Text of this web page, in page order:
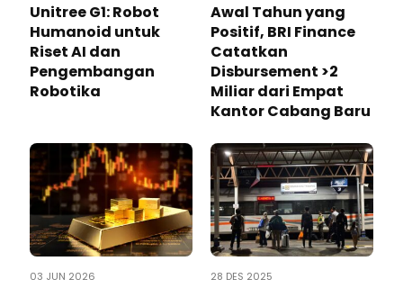
Unitree G1: Robot
Humanoid untuk
Riset AI dan
Pengembangan
Robotika
Awal Tahun yang
Positif, BRI Finance
Catatkan
Disbursement >2
Miliar dari Empat
Kantor Cabang Baru
03 JUN 2026 28 DES 2025